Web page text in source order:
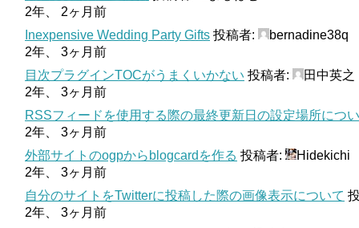
2年、 2ヶ月前
Inexpensive Wedding Party Gifts 投稿者:
bernadine38q
2年、 3ヶ月前
目次プラグインTOCがうまくいかない 投稿者:
田中英之
2年、 3ヶ月前
RSSフィードを使用する際の最終更新日の設定場所につ
2年、 3ヶ月前
外部サイトのogpからblogcardを作る 投稿者:
Hidekichi
2年、 3ヶ月前
自分のサイトをTwitterに投稿した際の画像表示について
2年、 3ヶ月前